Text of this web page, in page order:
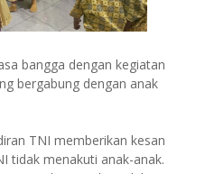
bangga dengan kegiatan
bergabung dengan anak
TNI memberikan kesan
tidak menakuti anak-anak.